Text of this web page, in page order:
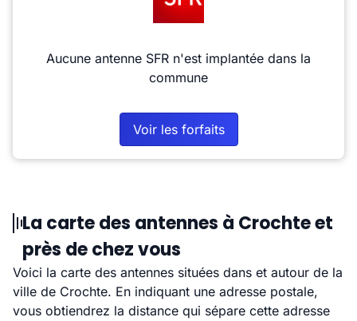
Aucune antenne SFR n'est implantée dans la
commune
Voir les forfaits
La carte des antennes à Crochte et
près de chez vous
Voici la carte des antennes situées dans et autour de la
ville de Crochte. En indiquant une adresse postale,
vous obtiendrez la distance qui sépare cette adresse